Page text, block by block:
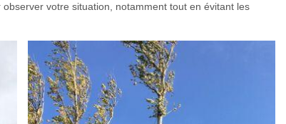
votre situation, notamment tout en évitant les